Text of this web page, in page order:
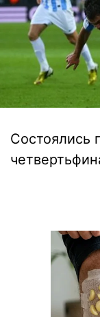
Состоялись